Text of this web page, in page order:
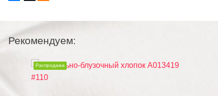
Рекомендуем:
Распродажа